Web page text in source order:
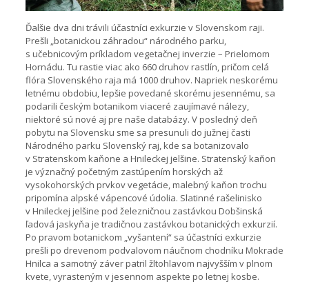
Ďalšie dva dni trávili účastníci exkurzie v Slovenskom raji.
Prešli „botanickou záhradou“ národného parku,
s učebnicovým príkladom vegetačnej inverzie – Prielomom
Hornádu. Tu rastie viac ako 660 druhov rastlín, pričom celá
flóra Slovenského raja má 1000 druhov. Napriek neskorému
letnému obdobiu, lepšie povedané skorému jesennému, sa
podarili českým botanikom viaceré zaujímavé nálezy,
niektoré sú nové aj pre naše databázy. V posledný deň
pobytu na Slovensku sme sa presunuli do južnej časti
Národného parku Slovenský raj, kde sa botanizovalo
v Stratenskom kaňone a Hnileckej jelšine. Stratenský kaňon
je význačný početným zastúpením horských až
vysokohorských prvkov vegetácie, malebný kaňon trochu
pripomína alpské vápencové údolia. Slatinné rašelinisko
v Hnileckej jelšine pod železničnou zastávkou Dobšinská
ľadová jaskyňa je tradičnou zastávkou botanických exkurzií.
Po pravom botanickom „vyšantení“ sa účastníci exkurzie
prešli po drevenom podvalovom náučnom chodníku Mokrade
Hnilca a samotný záver patril žltohlavom najvyšším v plnom
kvete, vyrasteným v jesennom aspekte po letnej kosbe.